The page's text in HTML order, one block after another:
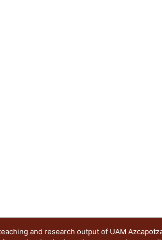
and research output of UAM